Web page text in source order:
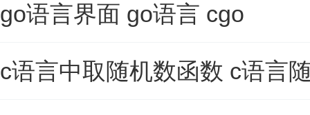
go语言界面 go语言 cgo
c语言中取随机数函数 c语言